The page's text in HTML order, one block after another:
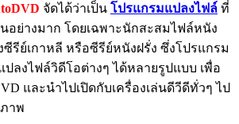
จัดได้ว่าเป็น โปรแกรมแปลงไฟล์ ที่
อย่างมาก โดยเฉพาะนักสะสมไฟล์หนัง
ซีรีย์เกาหลี หรือซีรีย์หนังฝรั่ง ซึ่งโปรแกรม
ลงไฟล์วิดีโอต่างๆ ได้หลายรูปแบบ เพื่อ
และนำไปเปิดกับเครื่องเล่นดีวีดีทั่วๆ ไป
าพ